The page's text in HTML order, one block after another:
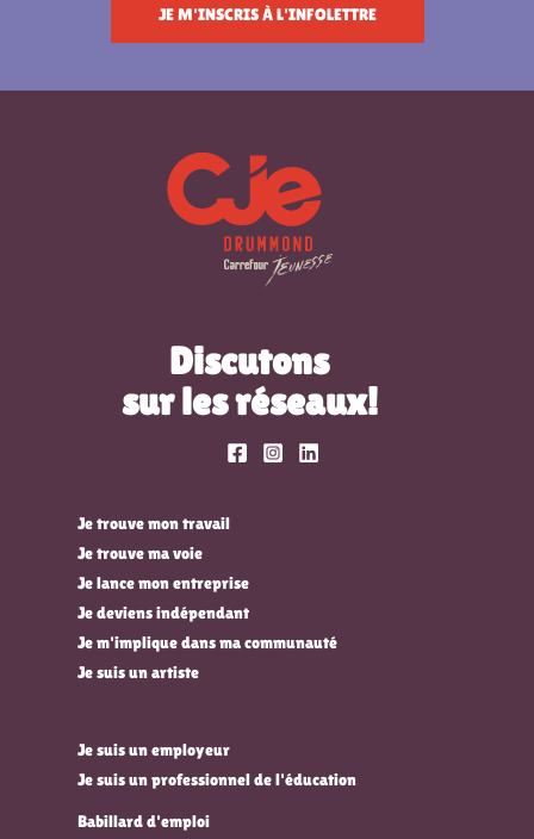
JE M'INSCRIS À L'INFOLETTRE
Discutons
sur les réseaux!
Je trouve mon travail
Je trouve ma voie
Je lance mon entreprise
Je deviens indépendant
Je m'implique dans ma communauté
Je suis un artiste
Je suis un employeur
Je suis un professionnel de l'éducation
Babillard d'emploi